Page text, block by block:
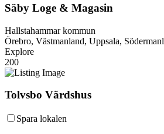
Säby Loge & Magasin
Hallstahammar kommun
Örebro, Västmanland, Uppsala,
Explore
200
Tolvsbo Värdshus
Spara lokalen